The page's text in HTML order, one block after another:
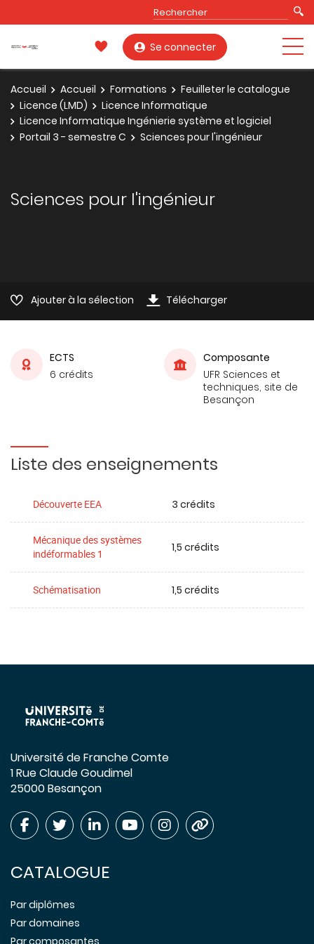
Se connecter
Accueil Accueil Formations
Feuilleter le catalogue
Licence (LMD)
Licence Informatique
Licence Informatique Ingénierie système et logiciel
Portail 3 - semestre C
Sciences pour l'ingénieur
Sciences pour l'ingénieur
Ajouter à la sélection Télécharger
ECTS
6 crédits
Composante
UFR Sciences et
techniques, site de
Besançon
Liste des enseignements
Découverte EEA 3 crédits
Mécanique des systèmes
indéformables 1
1,5 crédits
Schématisation 1,5 crédits
Université de Franche Comte
1 Rue Claude Goudimel
25000 Besançon
CATALOGUE
Par diplômes
Par domaines
Par composantes